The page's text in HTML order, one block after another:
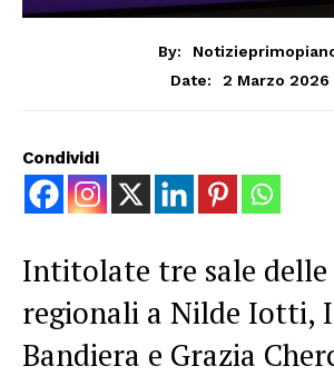
By:
Date:
2 Marzo 2026
Condividi
Intitolate tre sale delle
regionali a Nilde Iotti,
Bandiera e Grazia